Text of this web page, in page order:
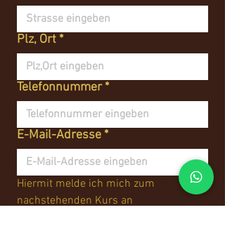
Plz, Ort *
Telefonnummer *
E-Mail-Adresse *
Hiermit melde ich mich zum
nachstehenden Kurs an